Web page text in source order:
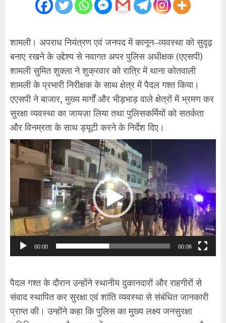
शामली। अपराध नियंत्रण एवं जनपद में कानून–व्यवस्था को सुदृढ़
बनाए रखने के उद्देश्य से नवागत अपर पुलिस अधीक्षक (एएसपी)
शामली सुमित शुक्ला ने शुक्रवार को रात्रि में थाना कोतवाली
शामली के प्रभारी निरीक्षक के साथ क्षेत्र में पैदल गश्त किया।
एएसपी ने बाजार, मुख्य मार्गों और भीड़भाड़ वाले क्षेत्रों में भ्रमण कर
सुरक्षा व्यवस्था का जायज़ा लिया तथा पुलिसकर्मियों को सतर्कता
और विनम्रता के साथ ड्यूटी करने के निर्देश दिए।
Video
Player
00:00 00:06
पैदल गश्त के दौरान उन्होंने स्थानीय दुकानदारों और राहगीरों से
संवाद स्थापित कर सुरक्षा एवं शांति व्यवस्था से संबंधित जानकारी
प्राप्त की। उन्होंने कहा कि पुलिस का मुख्य लक्ष्य जनसुरक्षा